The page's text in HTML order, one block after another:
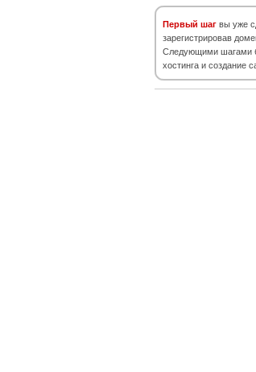
Первый шаг вы уже
зарегистрировав
Следующими шагами
хостинга и создание